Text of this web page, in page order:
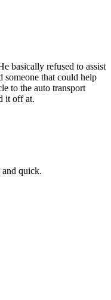
basically refused to assist
that could help
to the auto transport
it off at.
quick.